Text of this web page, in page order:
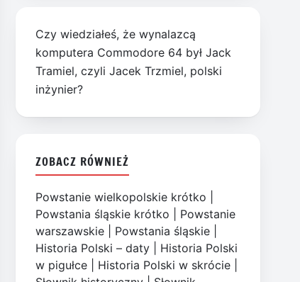
Czy wiedziałeś, że wynalazcą
komputera Commodore 64 był Jack
Tramiel, czyli Jacek Trzmiel, polski
inżynier?
ZOBACZ RÓWNIEŻ
Powstanie wielkopolskie krótko
Powstania śląskie krótko
Powstanie
warszawskie
Powstania śląskie
Historia Polski – daty
Historia Polski
w pigułce
Historia Polski w skrócie